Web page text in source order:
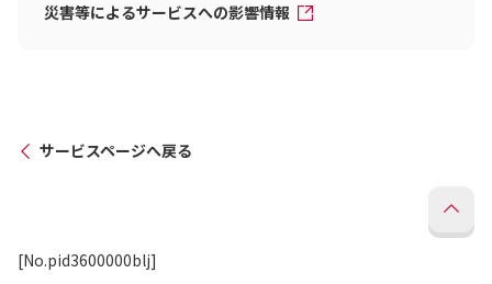
災害等によるサービスへの影響情報
サービスページへ戻る
[No.pid3600000blj]